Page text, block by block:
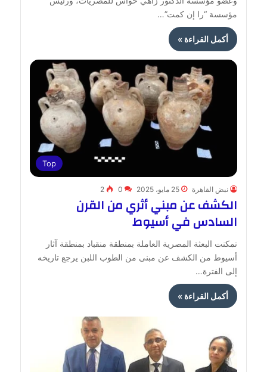
مؤسسة “را إن كمت”…
أكمل القراءة »
Top
نبض القاهرة 25 مايو، 2025 0
2
الكشف عن مبني أثري من القرن
السادس في أسيوط
تمكنت البعثة المصرية العاملة بمنطقة منقباد بمنطقة آثار
أسيوط من الكشف عن مبنى من الطوب اللبن يرجع تاريخه
إلى الفترة…
أكمل القراءة »